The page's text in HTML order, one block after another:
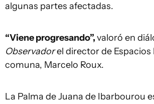
algunas partes afectadas.
“Viene progresando”,valoró en
Observadorel director de Espacios
comuna, Marcelo Roux.
La Palma de Juana de Ibarbourou